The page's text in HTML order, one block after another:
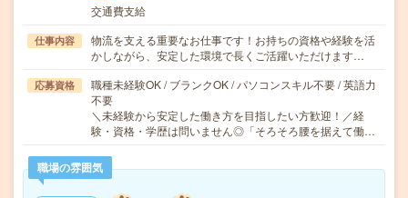
交通費支給
仕事内容
物流を支える重要なお仕事です！お持ちの資格や経験を活
かしながら、安定した環境で長くご活躍いただけます…
応募資格
職種未経験OK / ブランクOK / パソコンスキル不要 / 英語力
不要
＼未経験から安定した働き方を目指したい方歓迎！／経
験・資格・学歴は問いません◎「そろそろ腰を据えて働…
職場の雰囲気